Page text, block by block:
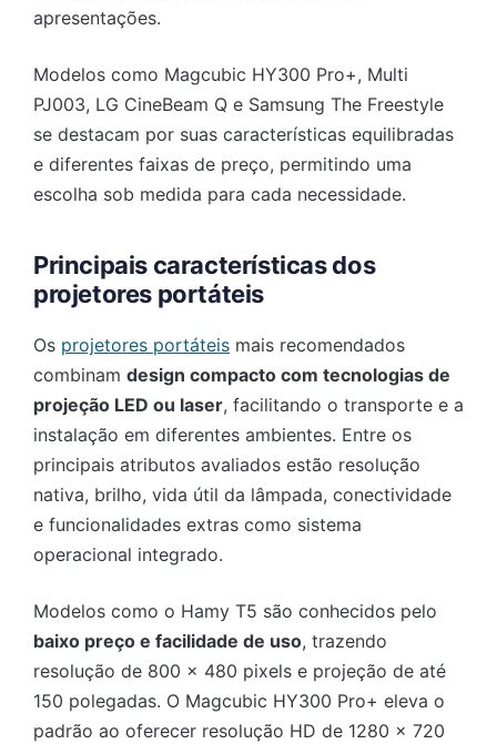
apresentações.
Modelos como Magcubic HY300 Pro+, Multi
PJ003, LG CineBeam Q e Samsung The Freestyle
se destacam por suas características equilibradas
e diferentes faixas de preço, permitindo uma
escolha sob medida para cada necessidade.
Principais características dos
projetores portáteis
Os projetores portáteis mais recomendados
combinam design compacto com tecnologias de
projeção LED ou laser, facilitando o transporte e a
instalação em diferentes ambientes. Entre os
principais atributos avaliados estão resolução
nativa, brilho, vida útil da lâmpada, conectividade
e funcionalidades extras como sistema
operacional integrado.
Modelos como o Hamy T5 são conhecidos pelo
baixo preço e facilidade de uso, trazendo
resolução de 800 x 480 pixels e projeção de até
150 polegadas. O Magcubic HY300 Pro+ eleva o
padrão ao oferecer resolução HD de 1280 x 720